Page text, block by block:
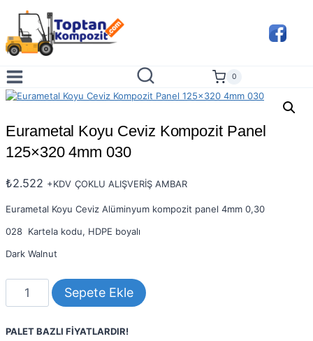
content
0
Eurametal Koyu Ceviz Kompozit Panel
125×320 4mm 030
₺2.522 +KDV ÇOKLU ALIŞVERİŞ AMBAR
Eurametal Koyu Ceviz Alüminyum kompozit panel 4mm 0,30
028 Kartela kodu, HDPE boyalı
Dark Walnut
Panel
Sepete Ekle
PALET BAZLI FİYATLARDIR!